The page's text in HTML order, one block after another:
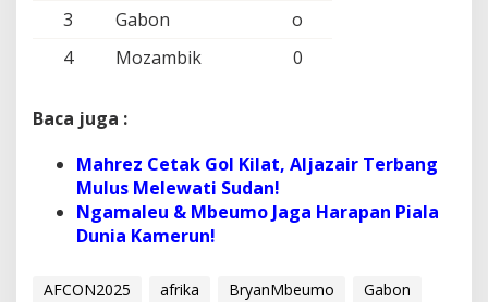
3
Gabon
o
4
Mozambik 0
Baca juga :
Mahrez Cetak Gol Kilat, Aljazair Terbang
Mulus Melewati Sudan!
Ngamaleu & Mbeumo Jaga Harapan Piala
Dunia Kamerun!
AFCON2025 afrika BryanMbeumo
Gabon